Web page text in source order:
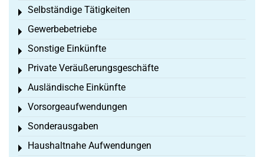
Selbständige Tätigkeiten
Toggle menu
Gewerbebetriebe
Toggle menu
Sonstige Einkünfte
Toggle menu
Private Veräußerungsgeschäfte
Toggle menu
Ausländische Einkünfte
Toggle menu
Vorsorgeaufwendungen
Toggle menu
Sonderausgaben
Toggle menu
Haushaltnahe Aufwendungen
Toggle menu